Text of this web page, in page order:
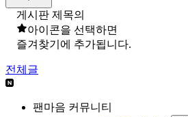
게시판 제목의
아이콘을 선택하면
즐겨찾기에 추가됩니다.
전체글
팬마음 커뮤니티